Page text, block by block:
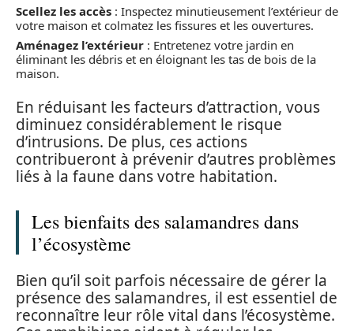
Scellez les accès : Inspectez minutieusement l’extérieur de
votre maison et colmatez les fissures et les ouvertures.
Aménagez l’extérieur : Entretenez votre jardin en
éliminant les débris et en éloignant les tas de bois de la
maison.
En réduisant les facteurs d’attraction, vous
diminuez considérablement le risque
d’intrusions. De plus, ces actions
contribueront à prévenir d’autres problèmes
liés à la faune dans votre habitation.
Les bienfaits des salamandres dans
l’écosystème
Bien qu’il soit parfois nécessaire de gérer la
présence des salamandres, il est essentiel de
reconnaître leur rôle vital dans l’écosystème.